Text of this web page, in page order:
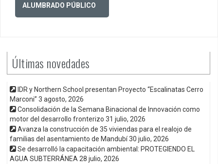
ALUMBRADO PÚBLICO
Últimas novedades
IDR y Northern School presentan Proyecto “Escalinatas Cerro
Marconi” 3 agosto, 2026
Consolidación de la Semana Binacional de Innovación como
motor del desarrollo fronterizo 31 julio, 2026
Avanza la construcción de 35 viviendas para el realojo de
familias del asentamiento de Mandubí30 julio, 2026
Se desarrolló la capacitación ambiental: PROTEGIENDO EL
AGUA SUBTERRÁNEA 28 julio, 2026